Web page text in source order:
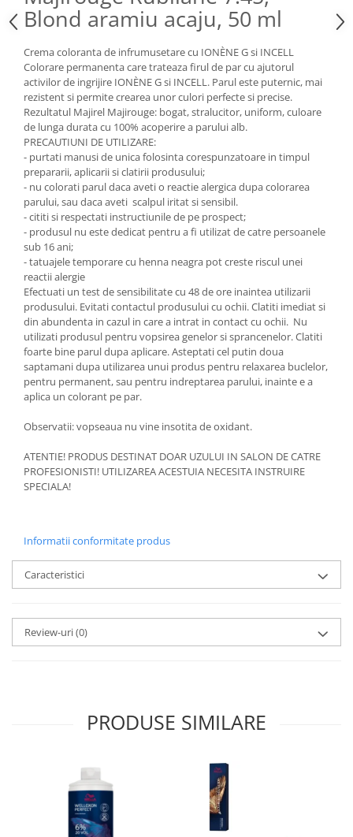
Blond aramiu acaju, 50 ml
Crema coloranta de infrumusetare cu IONÈNE G si INCELL
Colorare permanenta care trateaza firul de par cu ajutorul
activilor de ingrijire IONÈNE G si INCELL. Parul este puternic, mai
rezistent si permite crearea unor culori perfecte si precise.
Rezultatul Majirel Majirouge: bogat, stralucitor, uniform, culoare
de lunga durata cu 100% acoperire a parului alb.
PRECAUTIUNI DE UTILIZARE:
- purtati manusi de unica folosinta corespunzatoare in timpul
prepararii, aplicarii si clatirii produsului;
- nu colorati parul daca aveti o reactie alergica dupa colorarea
parului, sau daca aveti scalpul iritat si sensibil.
- cititi si respectati instructiunile de pe prospect;
- produsul nu este dedicat pentru a fi utilizat de catre persoanele
sub 16 ani;
- tatuajele temporare cu henna neagra pot creste riscul unei
reactii alergie
Efectuati un test de sensibilitate cu 48 de ore inaintea utilizarii
produsului. Evitati contactul produsului cu ochii. Clatiti imediat si
din abundenta in cazul in care a intrat in contact cu ochii. Nu
utilizati produsul pentru vopsirea genelor si sprancenelor. Clatiti
foarte bine parul dupa aplicare. Asteptati cel putin doua
saptamani dupa utilizarea unui produs pentru relaxarea buclelor,
pentru permanent, sau pentru indreptarea parului, inainte e a
aplica un colorant pe par.
Observatii: vopseaua nu vine insotita de oxidant.
ATENTIE! PRODUS DESTINAT DOAR UZULUI IN SALON DE CATRE
PROFESIONISTI! UTILIZAREA ACESTUIA NECESITA INSTRUIRE
SPECIALA!
Informatii conformitate produs
Caracteristici
Review-uri(0)
PRODUSE SIMILARE